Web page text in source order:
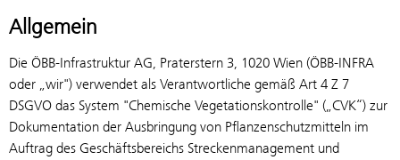
Allgemein
Die ÖBB-Infrastruktur AG, Praterstern 3, 1020 Wien (ÖBB-INFRA
oder „wir") verwendet als Verantwortliche gemäß Art 4 Z 7
DSGVO das System "Chemische Vegetationskontrolle" („CVK“) zur
Dokumentation der Ausbringung von Pflanzenschutzmitteln im
Auftrag des Geschäftsbereichs Streckenmanagement und